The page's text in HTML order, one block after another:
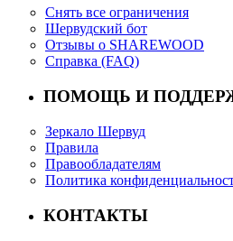
Снять все ограничения
Шервудский бот
Отзывы о SHAREWOOD
Справка (FAQ)
ПОМОЩЬ И
Зеркало Шервуд
Правила
Правообладателям
Политика
КОНТАКТЫ